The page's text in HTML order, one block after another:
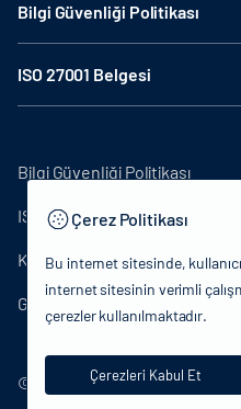
Bilgi Güvenliği Politikası
ISO 27001 Belgesi
© 2024 T.C.Kültür ve Turizm
Bilgi Güvenliği Politikası
ISO27001
KVKK Aydınlatma Metni
Gizlilik Politikası
Çerez Politikası
Bu internet sitesinde,
internet sitesinin verimli
çerezler kullanılmaktadır.
Çerezleri Kabul Et